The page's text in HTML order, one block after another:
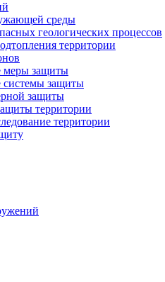
среды
геологических процессов
территории
меры защиты
системы защиты
защиты
территории
территории